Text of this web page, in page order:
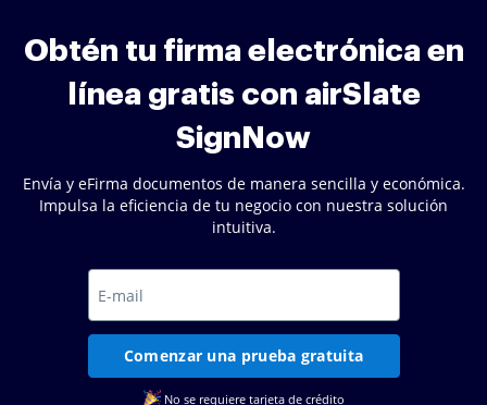
Obtén tu firma electrónica en
línea gratis con airSlate
SignNow
Envía y eFirma documentos de manera sencilla y económica.
Impulsa la eficiencia de tu negocio con nuestra solución
intuitiva.
Comenzar una prueba gratuita
No se requiere tarjeta de crédito